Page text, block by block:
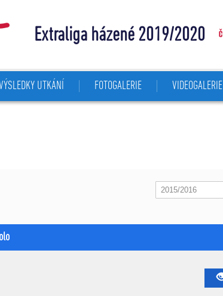
Extraliga házené 2019/2020
VÝSLEDKY UTKÁNÍ FOTOGALERIE VIDEOGALERIE